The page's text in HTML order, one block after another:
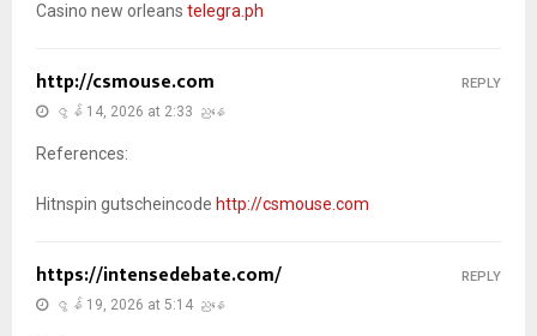
Casino new orleans telegra.ph
http://csmouse.com
ဇွန် 14, 2026 at 2:33 ညနေ
References:
Hitnspin gutscheincode http://csmouse.com
REPLY
https://intensedebate.com/
ဇွန် 19, 2026 at 5:14 ညနေ
REPLY